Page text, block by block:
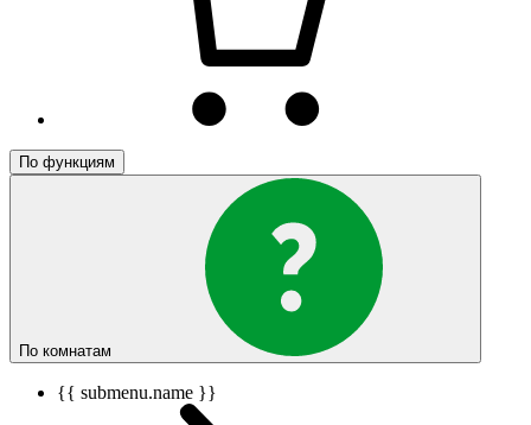
По функциям
По комнатам
{{ submenu.name }}